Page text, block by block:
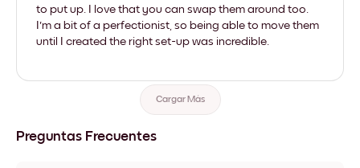
to put up. I love that you can swap them around too.
I'm a bit of a perfectionist, so being able to move them
until I created the right set-up was incredible.
Cargar Más
Preguntas Frecuentes